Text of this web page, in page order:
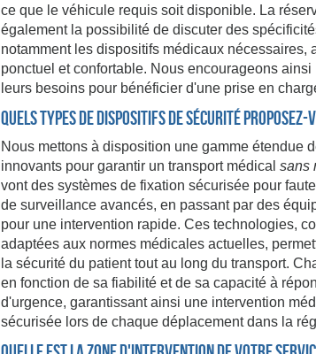
ce que le véhicule requis soit disponible. La
également la possibilité de discuter des
notamment les dispositifs médicaux nécessaires,
ponctuel et confortable. Nous encourageons
leurs besoins pour bénéficier d'une prise en
Quels types de dispositifs de sécurité proposez-
Nous mettons à disposition une gamme étendue
innovants pour garantir un transport médical sans
vont des systèmes de fixation sécurisée pour
de surveillance avancés, en passant par des
pour une intervention rapide. Ces technologies,
adaptées aux normes médicales actuelles,
la sécurité du patient tout au long du transport.
en fonction de sa fiabilité et de sa capacité à
d'urgence, garantissant ainsi une intervention
sécurisée lors de chaque déplacement dans la